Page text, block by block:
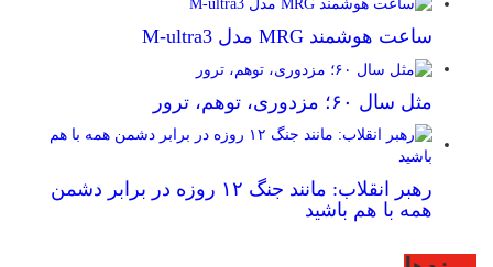
ساعت هوشمند MRG مدل M-ultra3
مثل سال ۶۰؛ مزدوری، توهم، ترور
رهبر انقلاب: مانند جنگ ۱۲ روزه در برابر دشمن
همه با هم باشید